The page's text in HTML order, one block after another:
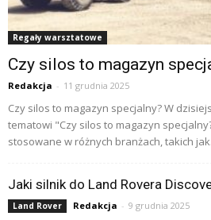
Regały warsztatowe
Czy silos to magazyn
Redakcja - 11 grudnia 2025
Czy silos to magazyn specjalny? W
tematowi "Czy silos to magazyn
stosowane w różnych branżach, takich
Jaki silnik do Land Rovera
Land Rover Redakcja - 9 grudnia 2025